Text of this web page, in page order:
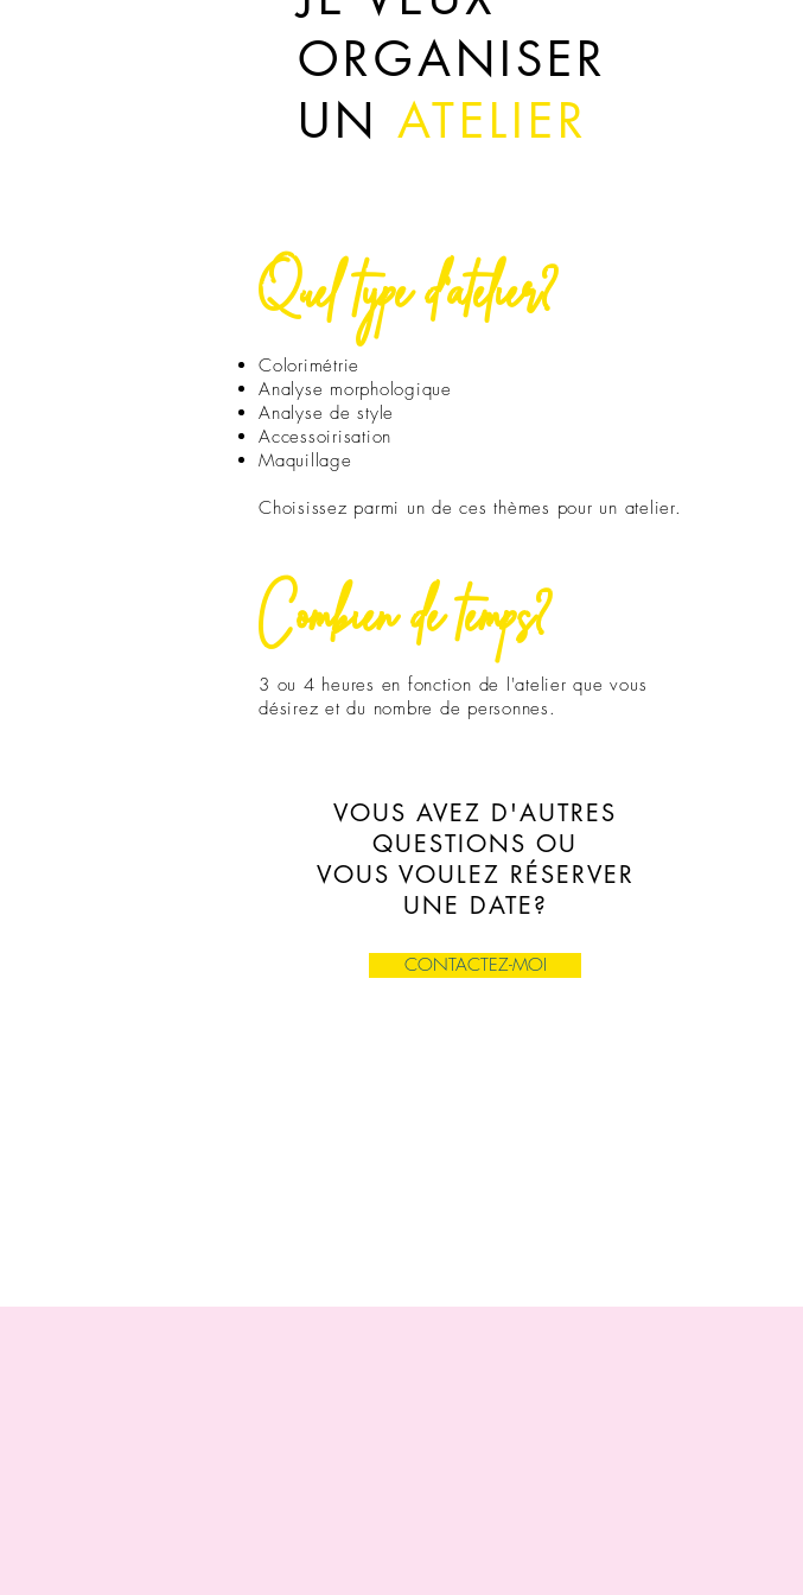
ORGANISER
UN ATELIER
Quel type d'atelier?
Colorimétrie
Analyse morphologique
Analyse de style
Accessoirisation
Maquillage
Choisissez parmi un de ces thèmes pour un atelier.
Combien de temps?
3 ou 4 heures en fonction de l'atelier que vous
désirez et du nombre de personnes.
VOUS AVEZ D'AUTRES
QUESTIONS OU
VOUS VOULEZ RÉSERVER
UNE DATE?
CONTACTEZ-MOI